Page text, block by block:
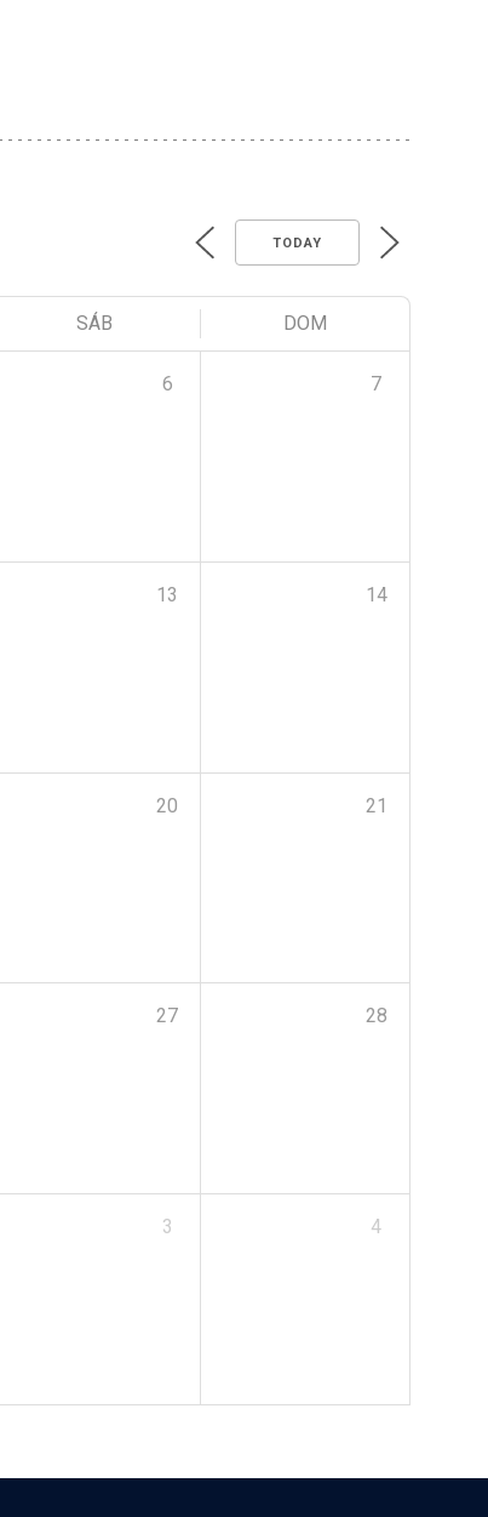
TODAY
SÁB DOM
6 7
13 14
20 21
27 28
3 4